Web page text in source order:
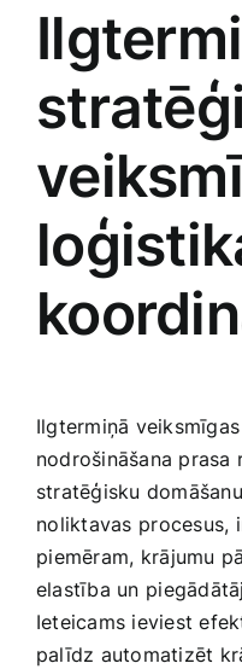
Ilgtermiņā
nodrošināšana prasa
stratēģisku
⁢noliktavas ⁢procesus,
⁣piemēram,⁢ krājumu
elastība un⁤
Ieteicams ieviest
palīdz automatizēt⁢